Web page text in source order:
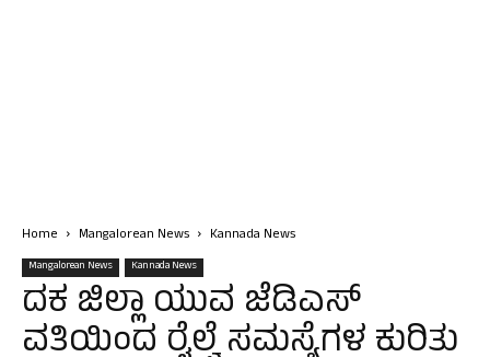
Home Mangalorean News Kannada News
Mangalorean News Kannada News
ದಕ ಜಿಲ್ಲಾ ಯುವ ಜೆಡಿಎಸ್
ವತಿಯಿಂದ ರೈಲ್ವೆ ಸಮಸ್ಯೆಗಳ ಕುರಿತು